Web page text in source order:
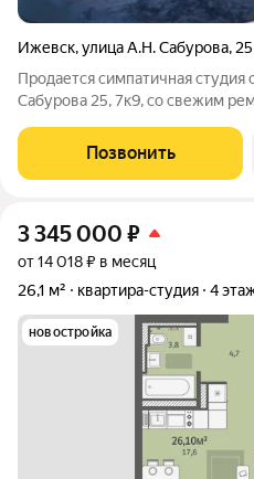
Ижевск,улица А.Н. Сабурова, 25
Продается симпатичная студия
Сабурова 25, 7к9, со свежим
,ламинат ,есть кухонный
мойкой и встроенной
Позвонить
3 345 000 ₽
от 14 018 ₽ в месяц
26,1 м²
квартира-студия 4
новостройка